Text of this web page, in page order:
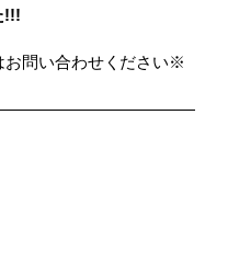
!!!
問い合わせください※